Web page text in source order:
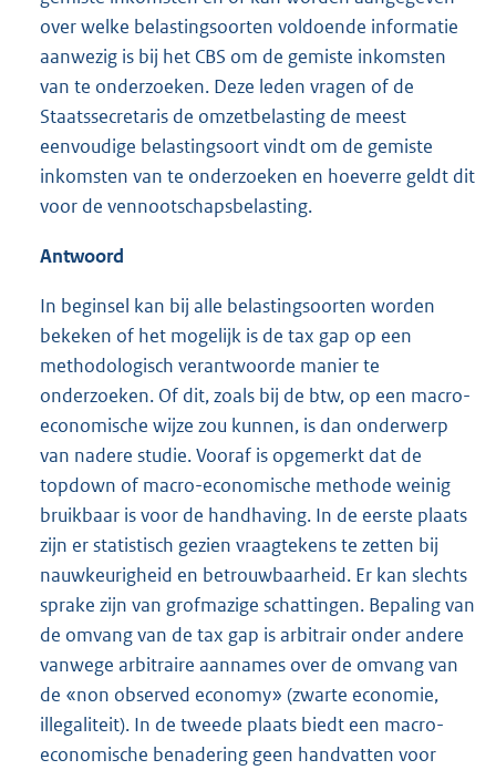
over welke belastingsoorten voldoende informatie
aanwezig is bij het CBS om de gemiste inkomsten
van te onderzoeken. Deze leden vragen of de
Staatssecretaris de omzetbelasting de meest
eenvoudige belastingsoort vindt om de gemiste
inkomsten van te onderzoeken en hoeverre geldt dit
voor de vennootschapsbelasting.
Antwoord
In beginsel kan bij alle belastingsoorten worden
bekeken of het mogelijk is de tax gap op een
methodologisch verantwoorde manier te
onderzoeken. Of dit, zoals bij de btw, op een macro-
economische wijze zou kunnen, is dan onderwerp
van nadere studie. Vooraf is opgemerkt dat de
topdown of macro-economische methode weinig
bruikbaar is voor de handhaving. In de eerste plaats
zijn er statistisch gezien vraagtekens te zetten bij
nauwkeurigheid en betrouwbaarheid. Er kan slechts
sprake zijn van grofmazige schattingen. Bepaling van
de omvang van de tax gap is arbitrair onder andere
vanwege arbitraire aannames over de omvang van
de «non observed economy» (zwarte economie,
illegaliteit). In de tweede plaats biedt een macro-
economische benadering geen handvatten voor